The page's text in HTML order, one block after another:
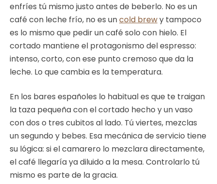
enfríes tú mismo justo antes de beberlo. No es un
café con leche frío, no es uncold brewy tampoco
es lo mismo que pedir un café solo con hielo. El
cortado mantiene el protagonismo del espresso:
intenso, corto, con ese punto cremoso que da la
leche. Lo que cambia es la temperatura.
En los bares españoles lo habitual es que te traigan
la taza pequeña con el cortado hecho y un vaso
con dos o tres cubitos al lado. Tú viertes, mezclas
un segundo y bebes. Esa mecánica de servicio tiene
su lógica: si el camarero lo mezclara directamente,
el café llegaría ya diluido a la mesa. Controlarlo tú
mismo es parte de la gracia.